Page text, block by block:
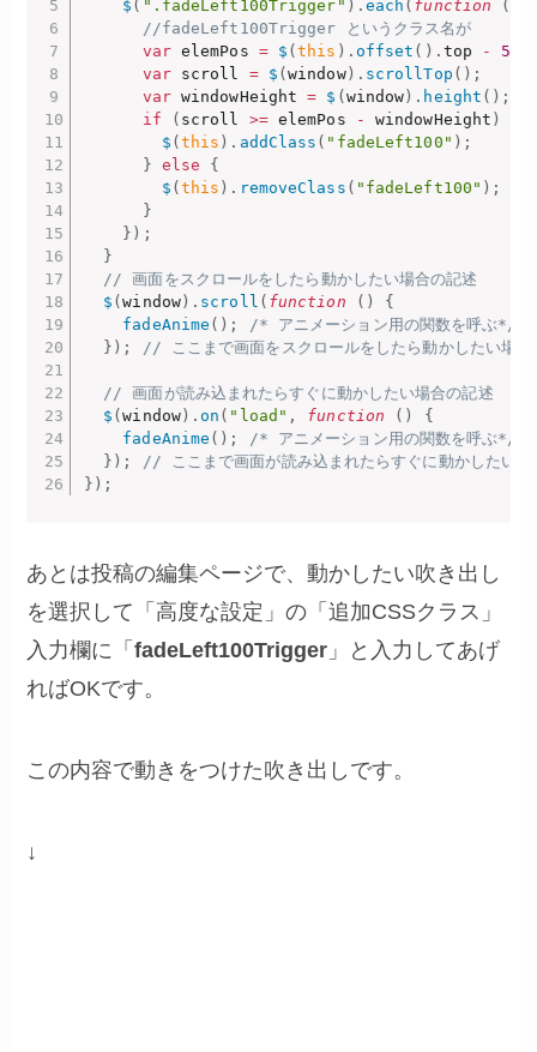
$ ( ".fadeLeft100Trigger" ) . each ( function (
//fadeLeft100Trigger というクラス名が
var elemPos = $ (this ) . offset ( ) . top - 50
var scroll = $ (window) . scrollTop ( ) ;
var windowHeight = $ ( window ) . height ( ) ;
if
( scroll >= elemPos - windowHeight )
$ ( this ) . addClass ( "fadeLeft100" ) ;
} else
{
$ ( this ) . removeClass ( "fadeLeft100" ) ;
}
} ) ;
}
// 画面をスクロールをしたら動かしたい場合の記述
$ (window) . scroll ( function ( )
{
fadeAnime ( ) ;
/* アニメーション用の関数を呼ぶ*/
} ) ; // ここまで画面をスクロールをしたら動かしたい場合
// 画面が読み込まれたらすぐに動かしたい場合の記述
$ (window) .on ( "load" , function ( )
{
fadeAnime ( ) ;
/* アニメーション用の関数を呼ぶ*/
} ) ;
// ここまで画面が読み込まれたらすぐに動かしたい場
} ) ;
あとは投稿の編集ページで、動かしたい吹き出し
を選択して「高度な設定」の「追加CSSクラス」
入力欄に「fadeLeft100Trigger 」と入力してあげ
ればOKです。
この内容で動きをつけた吹き出しです。
↓